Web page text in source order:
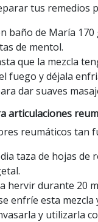
tus remedios
baño de María
de mentol.
que la mezcla
fuego y déjala
dar suaves
articulaciones
reumáticos tan
taza de hojas de
hervir durante 20
enfríe esta mezcla
y utilizarla